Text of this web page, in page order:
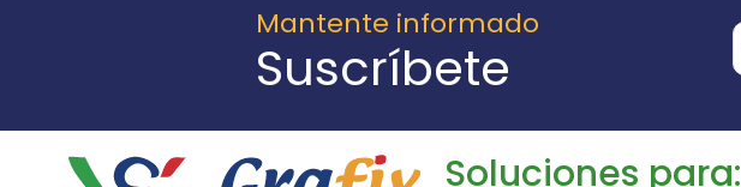
Mantente informado
Suscríbete
Soluciones para: